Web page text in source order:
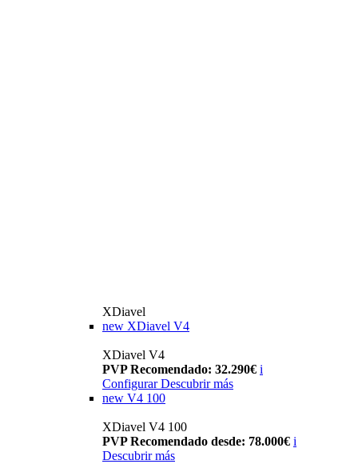
XDiavel
new XDiavel V4
XDiavel V4
PVP Recomendado: 32.290€ i
Configurar Descubrir más
new V4 100
XDiavel V4 100
PVP Recomendado desde: 78.000€ i
Descubrir más